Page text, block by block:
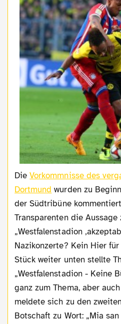
DieVorkommnisse des
Dortmund wurden zu
der Südtribüne
Transparenten die Aussage
„Westfalenstadion
Nazikonzerte? Kein Hier
Stück weiter unten stellte
„Westfalenstadion - Keine
ganz zum Thema, aber
meldete sich zu den
Botschaft zu Wort: „Mia